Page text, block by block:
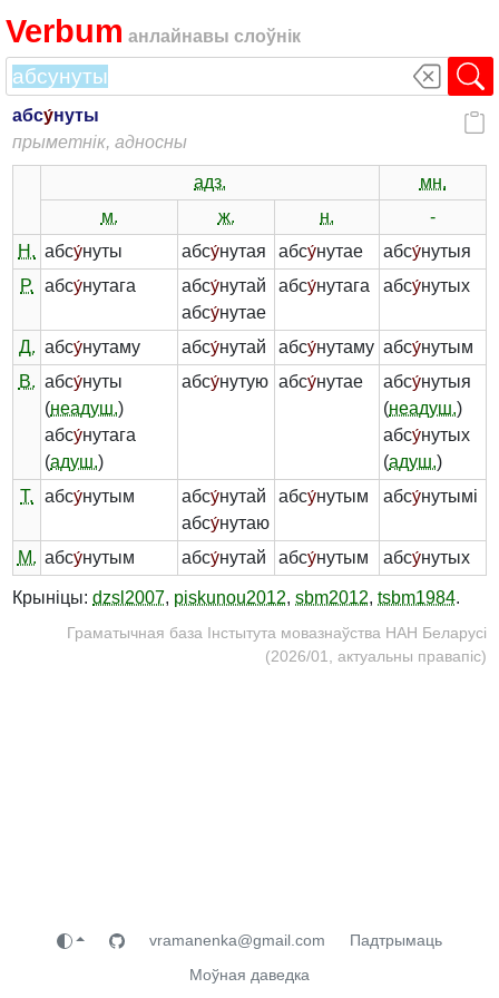
Verbum анлайнавы слоўнік
абсу́нуты
прыметнік, адносны
адз.
мн.
м.
ж. н.
-
Н. абсу́нуты абсу́нутая абсу́нутае абсу́нутыя
Р.
абсу́нутага абсу́нутай
абсу́нутае
абсу́нутага абсу́нутых
Д. абсу́нутаму абсу́нутай абсу́нутаму абсу́нутым
В. абсу́нуты
(неадуш.)
абсу́нутага
(адуш.)
абсу́нутую абсу́нутае абсу́нутыя
(неадуш.)
абсу́нутых
(адуш.)
Т.
абсу́нутым абсу́нутай
абсу́нутаю
абсу́нутым абсу́нутымі
М. абсу́нутым абсу́нутай абсу́нутым абсу́нутых
Крыніцы: dzsl2007, piskunou2012, sbm2012, tsbm1984.
Граматычная база Інстытута мовазнаўства НАН Беларусі
(2026/01, актуальны правапіс)
vramanenka@gmail.com
Падтрымаць
Моўная даведка